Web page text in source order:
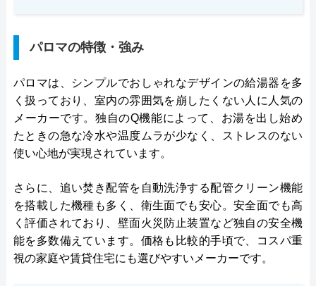
パロマの特徴・強み
パロマは、シンプルでおしゃれなデザインの給湯器を多
く扱っており、室内の雰囲気を崩したくない人に人気の
メーカーです。独自のQ機能によって、お湯を出し始め
たときの急な冷水や温度ムラが少なく、ストレスのない
使い心地が実現されています。
さらに、追い焚き配管を自動洗浄する配管クリーン機能
を搭載した機種も多く、衛生面でも安心。安全面でも高
く評価されており、壁面火災防止装置など独自の安全機
能を多数備えています。価格も比較的手頃で、コスパ重
視の家庭や賃貸住宅にも選びやすいメーカーです。